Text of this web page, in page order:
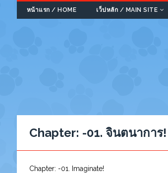
หน้าแรก / HOME เว็ปหลัก / MAIN SITE
Chapter: -01. จินตนาการ!
Chapter: -01. Imaginate!